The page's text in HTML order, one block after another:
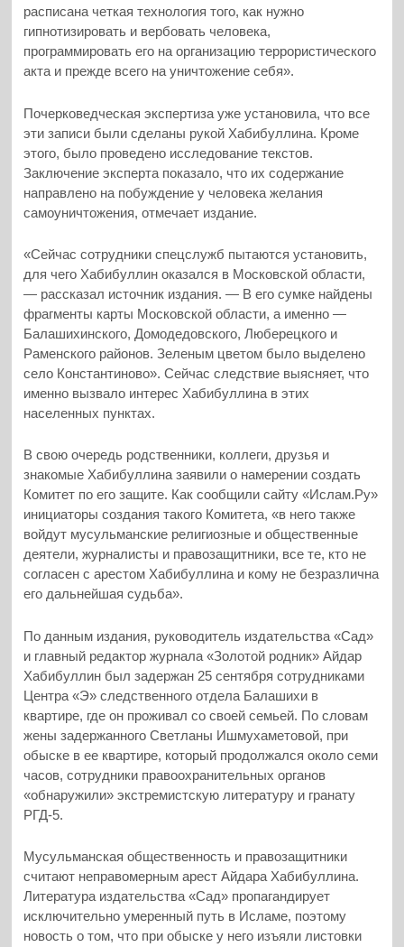
расписана четкая технология того, как нужно
гипнотизировать и вербовать человека,
программировать его на организацию террористического
акта и прежде всего на уничтожение себя».
Почерковедческая экспертиза уже установила, что все
эти записи были сделаны рукой Хабибуллина. Кроме
этого, было проведено исследование текстов.
Заключение эксперта показало, что их содержание
направлено на побуждение у человека желания
самоуничтожения, отмечает издание.
«Сейчас сотрудники спецслужб пытаются установить,
для чего Хабибуллин оказался в Московской области,
— рассказал источник издания. — В его сумке найдены
фрагменты карты Московской области, а именно —
Балашихинского, Домодедовского, Люберецкого и
Раменского районов. Зеленым цветом было выделено
село Константиново». Сейчас следствие выясняет, что
именно вызвало интерес Хабибуллина в этих
населенных пунктах.
В свою очередь родственники, коллеги, друзья и
знакомые Хабибуллина заявили о намерении создать
Комитет по его защите. Как сообщили сайту «Ислам.Ру»
инициаторы создания такого Комитета, «в него также
войдут мусульманские религиозные и общественные
деятели, журналисты и правозащитники, все те, кто не
согласен с арестом Хабибуллина и кому не безразлична
его дальнейшая судьба».
По данным издания, руководитель издательства «Сад»
и главный редактор журнала «Золотой родник» Айдар
Хабибуллин был задержан 25 сентября сотрудниками
Центра «Э» следственного отдела Балашихи в
квартире, где он проживал со своей семьей. По словам
жены задержанного Светланы Ишмухаметовой, при
обыске в ее квартире, который продолжался около семи
часов, сотрудники правоохранительных органов
«обнаружили» экстремистскую литературу и гранату
РГД-5.
Мусульманская общественность и правозащитники
считают неправомерным арест Айдара Хабибуллина.
Литература издательства «Сад» пропагандирует
исключительно умеренный путь в Исламе, поэтому
новость о том, что при обыске у него изъяли листовки